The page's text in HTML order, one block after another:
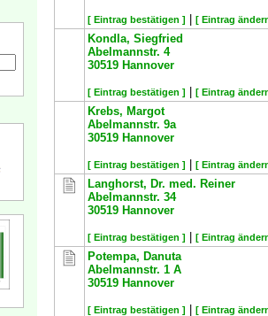
[ Eintrag bestätigen ] [ Eintrag
Kondla, Siegfried
Abelmannstr. 4
30519 Hannover
[ Eintrag bestätigen ] [ Eintrag
Krebs, Margot
Abelmannstr. 9a
30519 Hannover
[ Eintrag bestätigen ] [ Eintrag
Langhorst, Dr. med. Reiner
Abelmannstr. 34
30519 Hannover
[ Eintrag bestätigen ] [ Eintrag
Potempa, Danuta
Abelmannstr. 1 A
30519 Hannover
[ Eintrag bestätigen ] [ Eintrag